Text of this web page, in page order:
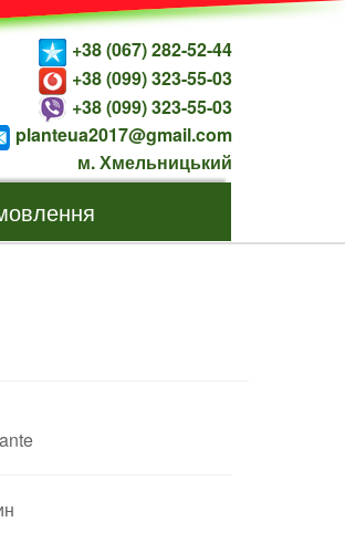
+38 (067) 282-52-44
+38 (099) 323-55-03
+38 (099) 323-55-03
planteua2017@gmail.com
м. Хмельницький